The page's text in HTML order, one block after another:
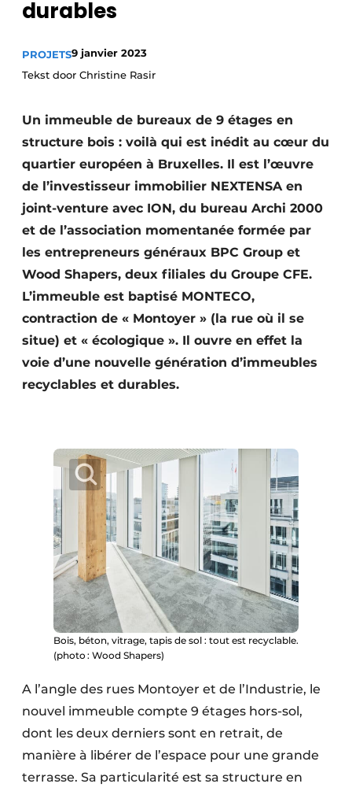
Termes et conditions
Construction bois
Contrôle d’accès
Éclairage
Fondations
Façades
Géotextiles
Infrastructures souterraines et égouttage
Protection solaire
Software
Techniques ferroviaires
Travaux ferroviaires
durables
PROJETS9 janvier 2023
Tekst door Christine Rasir
Un immeuble de bureaux de 9 étages en
structure bois : voilà qui est inédit au cœur du
quartier européen à Bruxelles. Il est l’œuvre
de l’investisseur immobilier NEXTENSA en
joint-venture avec ION, du bureau Archi 2000
et de l’association momentanée formée par
les entrepreneurs généraux BPC Group et
Wood Shapers, deux filiales du Groupe CFE.
L’immeuble est baptisé MONTECO,
contraction de « Montoyer » (la rue où il se
situe) et « écologique ». Il ouvre en effet la
voie d’une nouvelle génération d’immeubles
recyclables et durables.
Bois, béton, vitrage, tapis de sol : tout est recyclable.
(photo : Wood Shapers)
A l’angle des rues Montoyer et de l’Industrie, le
nouvel immeuble compte 9 étages hors-sol,
dont les deux derniers sont en retrait, de
manière à libérer de l’espace pour une grande
terrasse. Sa particularité est sa structure en